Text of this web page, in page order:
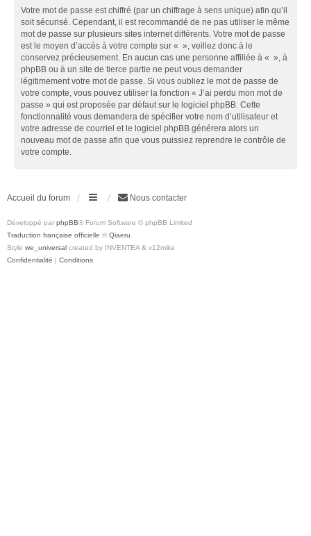
Votre mot de passe est chiffré (par un chiffrage à sens unique) afin qu’il
soit sécurisé. Cependant, il est recommandé de ne pas utiliser le même
mot de passe sur plusieurs sites internet différents. Votre mot de passe
est le moyen d’accès à votre compte sur « », veillez donc à le
conservez précieusement. En aucun cas une personne affiliée à « », à
phpBB ou à un site de tierce partie ne peut vous demander
légitimement votre mot de passe. Si vous oubliez le mot de passe de
votre compte, vous pouvez utiliser la fonction « J’ai perdu mon mot de
passe » qui est proposée par défaut sur le logiciel phpBB. Cette
fonctionnalité vous demandera de spécifier votre nom d’utilisateur et
votre adresse de courriel et le logiciel phpBB générera alors un
nouveau mot de passe afin que vous puissiez reprendre le contrôle de
votre compte.
Accueil du forum Nous contacter
Développé par phpBB® Forum Software © phpBB Limited
Traduction française officielle © Qiaeru
Style we_universal created by INVENTEA & v12mike
Confidentialité | Conditions